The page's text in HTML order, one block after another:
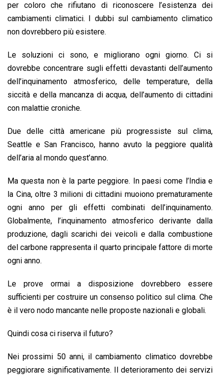
per coloro che rifiutano di riconoscere l’esistenza dei
cambiamenti climatici. I dubbi sul cambiamento climatico
non dovrebbero più esistere.
Le soluzioni ci sono, e migliorano ogni giorno. Ci si
dovrebbe concentrare sugli effetti devastanti dell’aumento
dell’inquinamento atmosferico, delle temperature, della
siccità e della mancanza di acqua, dell’aumento di cittadini
con malattie croniche.
Due delle città americane più progressiste sul clima,
Seattle e San Francisco, hanno avuto la peggiore qualità
dell’aria al mondo quest’anno.
Ma questa non è la parte peggiore. In paesi come l’India e
la Cina, oltre 3 milioni di cittadini muoiono prematuramente
ogni anno per gli effetti combinati dell’inquinamento.
Globalmente, l’inquinamento atmosferico derivante dalla
produzione, dagli scarichi dei veicoli e dalla combustione
del carbone rappresenta il quarto principale fattore di morte
ogni anno.
Le prove ormai a disposizione dovrebbero essere
sufficienti per costruire un consenso politico sul clima. Che
è il vero nodo mancante nelle proposte nazionali e globali.
Quindi cosa ci riserva il futuro?
Nei prossimi 50 anni, il cambiamento climatico dovrebbe
peggiorare significativamente. Il deterioramento dei servizi